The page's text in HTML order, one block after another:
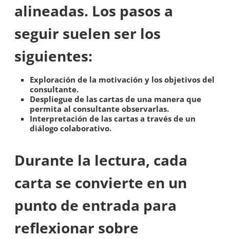
alineadas. Los pasos a
seguir suelen ser los
siguientes:
Exploración de la motivación y los objetivos del
consultante.
Despliegue de las cartas de una manera que
permita al consultante observarlas.
Interpretación de las cartas a través de un
diálogo colaborativo.
Durante la lectura, cada
carta se convierte en un
punto de entrada para
reflexionar sobre